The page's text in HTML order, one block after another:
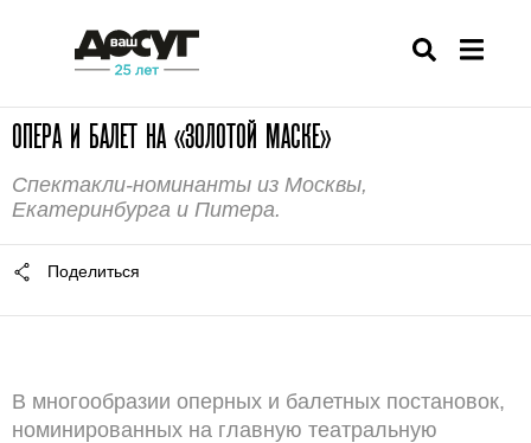
ОПЕРА И БАЛЕТ НА «ЗОЛОТОЙ МАСКЕ»
Спектакли-номинанты из Москвы,
Екатеринбурга и Питера.
Поделиться
В многообразии оперных и балетных постановок,
номинированных на главную театральную